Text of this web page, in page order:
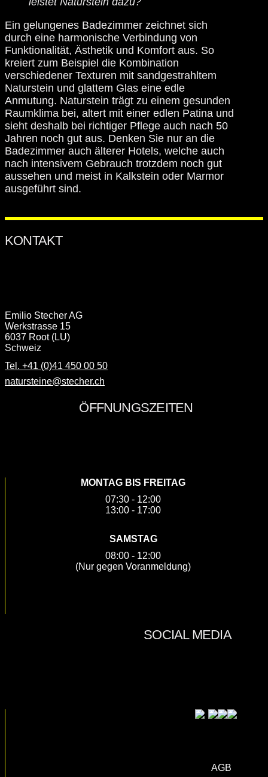
Ein gelungenes Badezimmer zeichnet sich
durch eine harmonische Verbindung von
Funktionalität, Ästhetik und Komfort aus. So
kreiert zum Beispiel die Kombination
verschiedener Texturen mit sandgestrahltem
Naturstein und glattem Glas eine edle
Anmutung. Naturstein trägt zu einem gesunden
Raumklima bei, altert mit einer edlen Patina und
sieht deshalb bei richtiger Pflege auch nach 50
Jahren noch gut aus. Denken Sie nur an die
Badezimmer auch älterer Hotels, welche auch
nach intensivem Gebrauch trotzdem noch gut
aussehen und meist in Kalkstein oder Marmor
ausgeführt sind.
Emilio Stecher AG
Werkstrasse 15
6037 Root (LU)
Schweiz
Tel. +41 (0)41 450 00 50
natursteine@stecher.ch
MONTAG BIS FREITAG
07:30 - 12:00
13:00 - 17:00
SAMSTAG
08:00 - 12:00
(Nur gegen Voranmeldung)
SOCIAL MEDIA
AGB